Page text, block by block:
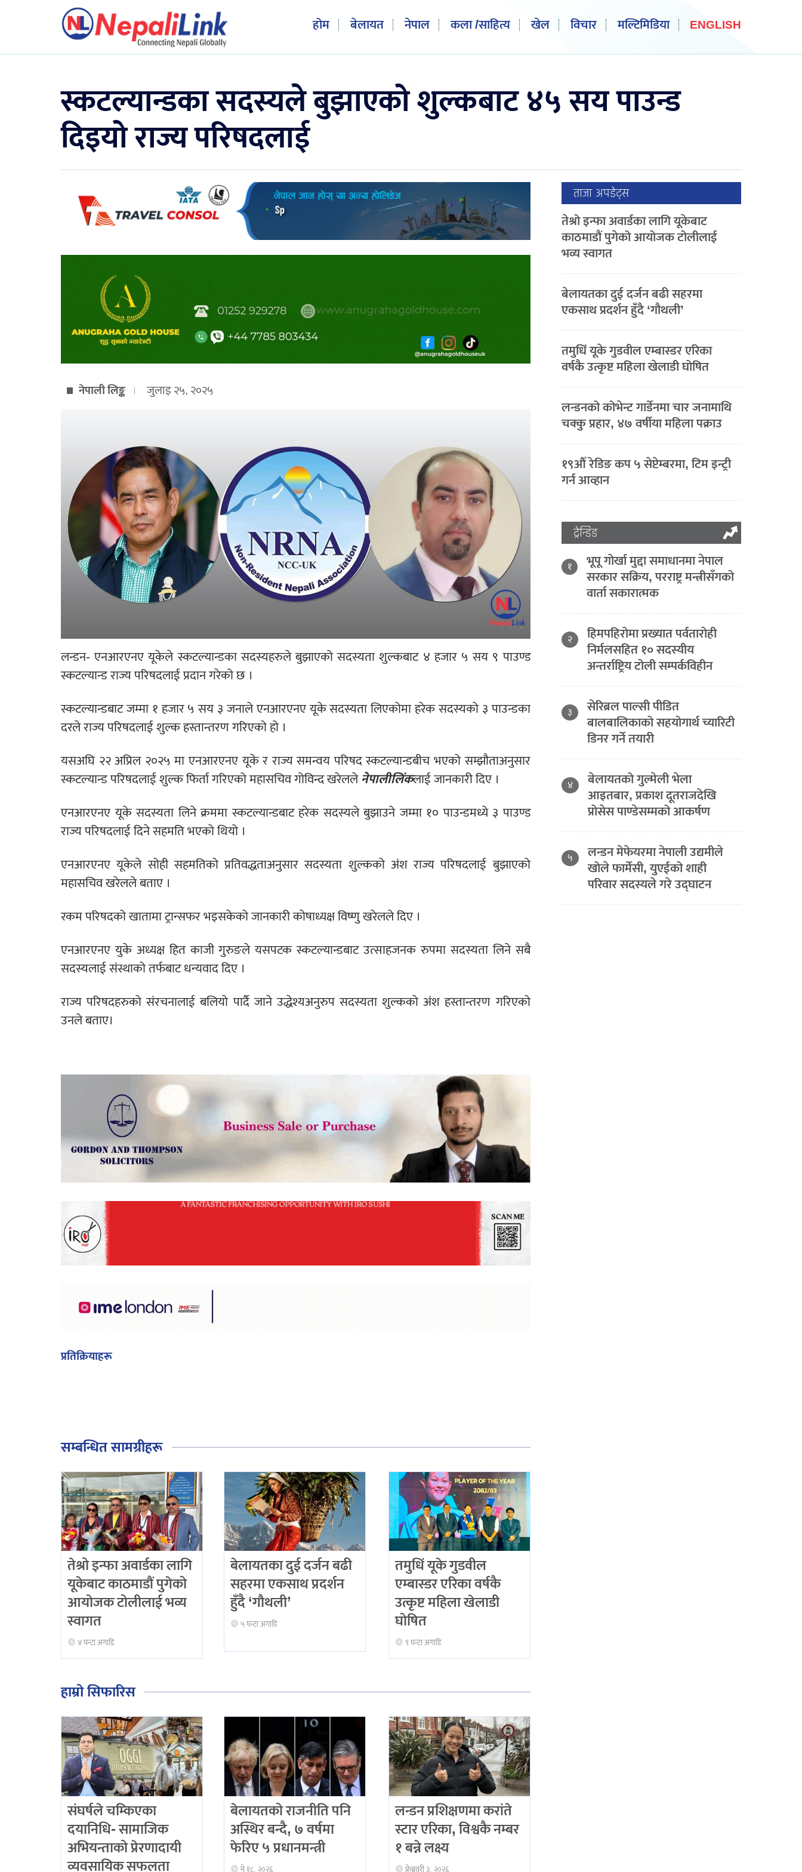
होम बेलायत नेपाल कला /साहित्य खेल विचार मल्टिमिडिया ENGLISH
स्कटल्यान्डका सदस्यले बुझाएको शुल्कबाट ४५ सय पाउन्ड
दिइयो राज्य परिषदलाई
नेपाली लिङ्क जुलाइ २५, २०२५
लन्डन- एनआरएनए यूकेले स्कटल्यान्डका सदस्यहरुले बुझाएको सदस्यता शुल्कबाट ४ हजार ५ सय ९ पाउण्ड
स्कटल्यान्ड राज्य परिषदलाई प्रदान गरेको छ ।
स्कटल्यान्डबाट जम्मा १ हजार ५ सय ३ जनाले एनआरएनए यूके सदस्यता लिएकोमा हरेक सदस्यको ३ पाउन्डका
दरले राज्य परिषदलाई शुल्क हस्तान्तरण गरिएको हो ।
यसअघि २२ अप्रिल २०२५ मा एनआरएनए यूके र राज्य समन्वय परिषद स्कटल्यान्डबीच भएको सम्झौताअनुसार
स्कटल्यान्ड परिषदलाई शुल्क फिर्ता गरिएको महासचिव गोविन्द खरेललेनेपालीलिंकलाई जानकारी दिए ।
एनआरएनए यूके सदस्यता लिने क्रममा स्कटल्यान्डबाट हरेक सदस्यले बुझाउने जम्मा १० पाउन्डमध्ये ३ पाउण्ड
राज्य परिषदलाई दिने सहमति भएको थियो ।
एनआरएनए यूकेले सोही सहमतिको प्रतिवद्धताअनुसार सदस्यता शुल्कको अंश राज्य परिषदलाई बुझाएको
महासचिव खरेलले बताए ।
रकम परिषदको खातामा ट्रान्सफर भइसकेको जानकारी कोषाध्यक्ष विष्णु खरेलले दिए ।
एनआरएनए युके अध्यक्ष हित काजी गुरुङले यसपटक स्कटल्यान्डबाट उत्साहजनक रुपमा सदस्यता लिने सबै
सदस्यलाई संस्थाको तर्फबाट धन्यवाद दिए ।
राज्य परिषदहरुको संरचनालाई बलियो पार्दै जाने उद्धेश्यअनुरुप सदस्यता शुल्कको अंश हस्तान्तरण गरिएको
उनले बताए।
प्रतिक्रियाहरू
सम्बन्धित सामग्रीहरू
तेश्रो इन्फा अवार्डका लागि
यूकेबाट काठमाडौं पुगेको
आयोजक टोलीलाई भव्य
स्वागत
४ घन्टा अगाडि
बेलायतका दुई दर्जन बढी
सहरमा एकसाथ प्रदर्शन
हुँदै ‘गौथली’
५ घन्टा अगाडि
तमुधिं यूके गुडवील
एम्बास्डर एरिका वर्षकै
उत्कृष्ट महिला खेलाडी
घोषित
९ घन्टा अगाडि
हाम्रो सिफारिस
संघर्षले चम्किएका
दयानिधि- सामाजिक
अभियन्ताको प्रेरणादायी
व्यवसायिक सफलता
बेलायतको राजनीति पनि
अस्थिर बन्दै, ७ वर्षमा
फेरिए ५ प्रधानमन्त्री
लन्डन प्रशिक्षणमा करांते
स्टार एरिका, विश्वकै नम्बर
१ बन्ने लक्ष्य
ताजा अपडेट्स
तेश्रो इन्फा अवार्डका लागि यूकेबाट
काठमाडौं पुगेको आयोजक टोलीलाई
भव्य स्वागत
बेलायतका दुई दर्जन बढी सहरमा
एकसाथ प्रदर्शन हुँदै ‘गौथली’
तमुधिं यूके गुडवील एम्बास्डर एरिका
वर्षकै उत्कृष्ट महिला खेलाडी घोषित
लन्डनको कोभेन्ट गार्डेनमा चार जनामाथि
चक्कु प्रहार, ४७ वर्षीया महिला पक्राउ
१९औँ रेडिङ कप ५ सेप्टेम्बरमा, टिम इन्ट्री
गर्न आव्हान
ट्रेन्डिङ
१ भूपू गोर्खा मुद्दा समाधानमा नेपाल
सरकार सक्रिय, परराष्ट्र मन्त्रीसँगको
वार्ता सकारात्मक
२ हिमपहिरोमा प्रख्यात पर्वतारोही
निर्मलसहित १० सदस्यीय
अन्तर्राष्ट्रिय टोली सम्पर्कविहीन
३ सेरिब्रल पाल्सी पीडित
बालबालिकाको सहयोगार्थ च्यारिटी
डिनर गर्ने तयारी
४ बेलायतको गुल्मेली भेला
आइतबार, प्रकाश दूतराजदेखि
प्रोसेस पाण्डेसम्मको आकर्षण
५ लन्डन मेफेयरमा नेपाली उद्यमीले
खोले फार्मेसी, युएईको शाही
परिवार सदस्यले गरे उद्घाटन